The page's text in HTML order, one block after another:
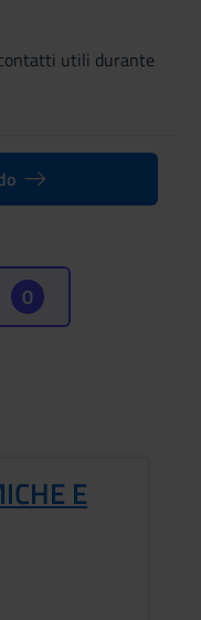
utili durante
0
E